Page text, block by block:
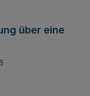
über eine